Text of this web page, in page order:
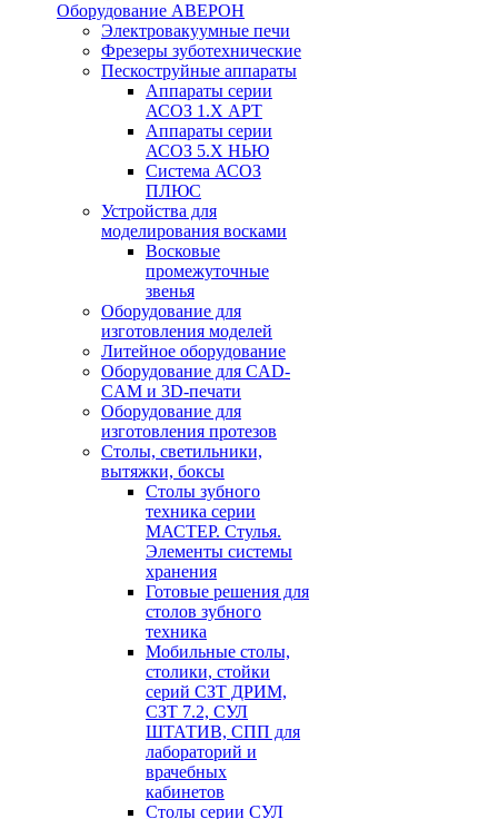
Оборудование АВЕРОН
Электровакуумные печи
Фрезеры зуботехнические
Пескоструйные аппараты
Аппараты серии
АСОЗ 1.Х АРТ
Аппараты серии
АСОЗ 5.Х НЬЮ
Система АСОЗ
ПЛЮС
Устройства для
моделирования восками
Восковые
промежуточные
звенья
Оборудование для
изготовления моделей
Литейное оборудование
Оборудование для CAD-
CAM и 3D-печати
Оборудование для
изготовления протезов
Cтолы, светильники,
вытяжки, боксы
Столы зубного
техника серии
МАСТЕР. Стулья.
Элементы системы
хранения
Готовые решения для
столов зубного
техника
Мобильные столы,
столики, стойки
серий СЗТ ДРИМ,
СЗТ 7.2, СУЛ
ШТАТИВ, СПП для
лабораторий и
врачебных
кабинетов
Столы серии СУЛ